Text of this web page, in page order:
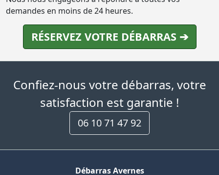
demandes en moins de 24 heures.
RÉSERVEZ VOTRE DÉBARRAS ➔
Confiez-nous votre débarras, votre
satisfaction est garantie !
06 10 71 47 92
Débarras Avernes